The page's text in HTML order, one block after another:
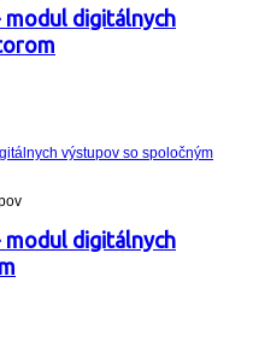
modul digitálnych
modul digitálnych